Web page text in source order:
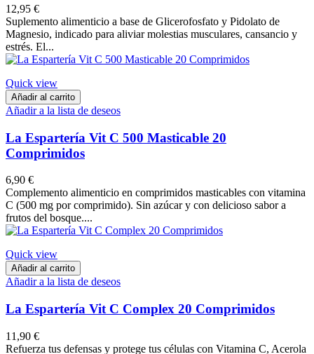
12,95 €
Suplemento alimenticio a base de Glicerofosfato y Pidolato de
Magnesio, indicado para aliviar molestias musculares, cansancio y
estrés. El...
Quick view
Añadir al carrito
Añadir a la lista de deseos
La Espartería Vit C 500 Masticable 20
Comprimidos
6,90 €
Complemento alimenticio en comprimidos masticables con vitamina
C (500 mg por comprimido). Sin azúcar y con delicioso sabor a
frutos del bosque....
Quick view
Añadir al carrito
Añadir a la lista de deseos
La Espartería Vit C Complex 20 Comprimidos
11,90 €
Refuerza tus defensas y protege tus células con Vitamina C, Acerola